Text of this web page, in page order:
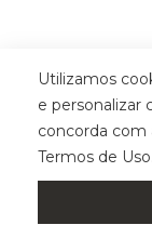
© 2025 Trinys
| CNPJ:
Utilizamos
e personalizar
concorda com
Termos de Uso.